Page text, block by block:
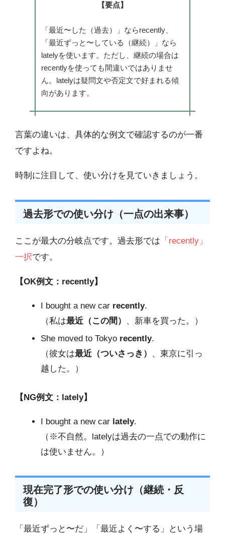
【要点】
「最近〜した（過去）」ならrecently、
「最近ずっと〜している（継続）」なら
latelyを使います。ただし、継続の場合は
recentlyを使っても間違いではありませ
ん。latelyは疑問文や否定文で好まれる傾
向があります。
言葉の違いは、具体的な例文で確認するのが一番
ですよね。
時制に注目して、使い分けを見ていきましょう。
過去形での使い分け（一点の出来事）
ここが最大の分岐点です。過去形では 「recently」
一択です。
【OK例文：recently】
I bought a new car recently.
（私は最近（この間）
、新車を買った。）
She moved to Tokyo recently.
（彼女は最近（ついさっき）
、東京に引っ
越した。）
【NG例文：lately】
I bought a new car lately.
（※不自然。latelyは過去の一点での動作に
は使いません。）
現在完了形での使い分け（継続・反
復）
「最近ずっと〜だ」「最近よく〜する」という場